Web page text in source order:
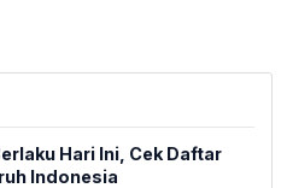
Hari Ini, Cek Daftar
Indonesia